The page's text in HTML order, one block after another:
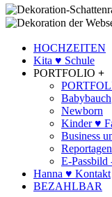
HOCHZEITEN
Kita ♥ Schule
PORTFOLIO +
Babybauch
Newborn
Kinder ♥
Business
Reportagen
E-
Hanna ♥ Kontakt
BEZAHLBAR